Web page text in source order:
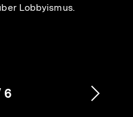
Lobbyismus.
6